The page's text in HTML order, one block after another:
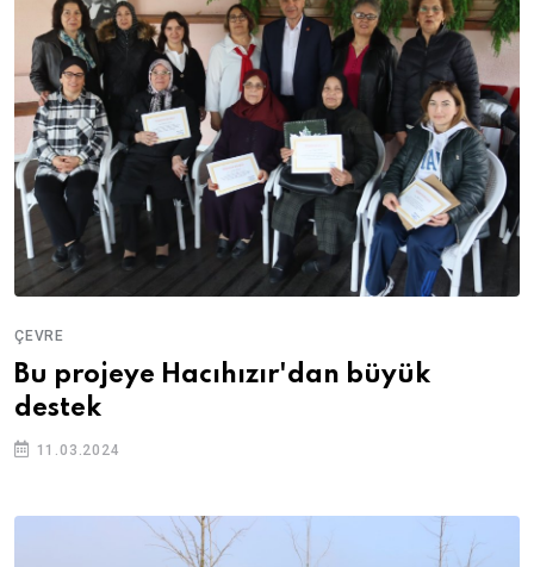
ÇEVRE
Bu projeye Hacıhızır'dan büyük
destek
11.03.2024